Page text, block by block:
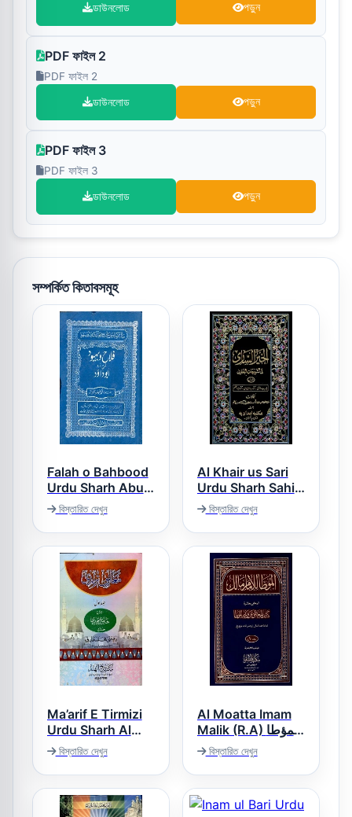
ডাউনলোড পড়ুন
PDF ফাইল 2
PDF ফাইল 2
ডাউনলোড পড়ুন
PDF ফাইল 3
PDF ফাইল 3
ডাউনলোড পড়ুন
সম্পর্কিত কিতাবসমূহ
Falah o Bahbood
Urdu Sharh Abu
Dawood فلاح و
بھبود اردو شرح ابو
داؤد
বিস্তারিত দেখুন
Al Khair us Sari
Urdu Sharh Sahih
Bukhari الخیر
الساری اردو شرح
صحیح بخاری
বিস্তারিত দেখুন
Ma’arif E Tirmizi
Urdu Sharh Al
Tirmizi معارف
ترمذی اردو شرح
سنن الترمذی
বিস্তারিত দেখুন
Al Moatta Imam
Malik (R.A) المؤطا
امام مالک
বিস্তারিত দেখুন